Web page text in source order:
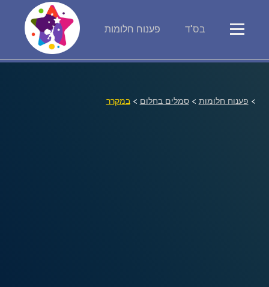
פענוח חלומות
בס"ד
> פענוח חלומות >סמלים בחלום >במקרר